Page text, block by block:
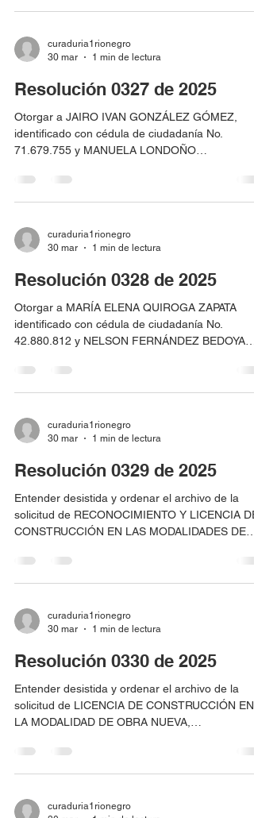
inmobiliarias Nos. 020-7985, 020-43933 y
respectivamente,
curaduria1rionegro
30 mar
1 min de lectura
Resolución 0327 de 2025
Otorgar a JAIRO IVAN GONZÁLEZ GÓMEZ,
identificado con cédula de ciudadanía No.
71.679.755 y MANUELA LONDOÑO
ciudadanía No. 43.220.717, LICENCIA DE
CONSTRUCCIÓN EN LA MODALIDAD DE OBRA
Parcelación La Juanita - Lote 35, identificado con
matrícula inmobiliaria No. 020-97465 y código
curaduria1rionegro
30 mar
1 min de lectura
Resolución 0328 de 2025
Otorgar a MARÍA ELENA QUIROGA ZAPATA
identificado con cédula de ciudadanía No.
42.880.812 y NELSON FERNÁNDEZ BEDOYA
70.099.463, LICENCIA DE CONSTRUCCIÓN EN
LA MODALIDAD DE OBRA NUEVA, para el
Boske Campestre Lote 28 identificado con
matrícula inmobiliaria No. 020-242887,
curaduria1rionegro
30 mar
1 min de lectura
Resolución 0329 de 2025
Entender desistida y ordenar el archivo de la
solicitud de RECONOCIMIENTO Y LICENCIA DE
CONSTRUCCIÓN EN LAS MODALIDADES DE
REFORZAMIENTO ESTRUCTURAL,
correspondiente al radicado 05615-1-25-0161
TOBÓN identificado con cédula de ciudadanía
71.388.313, en calidad de poseedor, para el
Urbanización Mi Casita-Bosques de la
curaduria1rionegro
30 mar
1 min de lectura
Resolución 0330 de 2025
Entender desistida y ordenar el archivo de la
solicitud de LICENCIA DE CONSTRUCCIÓN EN
LA MODALIDAD DE OBRA NUEVA,
presentada por la sociedad CENTRAL DE
AUTOPARTES C DE A S.A.S., identificada con
Parque Empresarial, lotes 78 y 79, identificado
curaduria1rionegro